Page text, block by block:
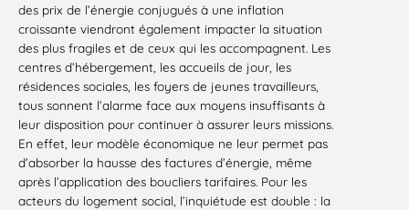
des prix de l’énergie conjugués à une inflation
croissante viendront également impacter la situation
des plus fragiles et de ceux qui les accompagnent. Les
centres d’hébergement, les accueils de jour, les
résidences sociales, les foyers de jeunes travailleurs,
tous sonnent l’alarme face aux moyens insuffisants à
leur disposition pour continuer à assurer leurs missions.
En effet, leur modèle économique ne leur permet pas
d’absorber la hausse des factures d’énergie, même
après l’application des boucliers tarifaires. Pour les
acteurs du logement social, l’inquiétude est double : la